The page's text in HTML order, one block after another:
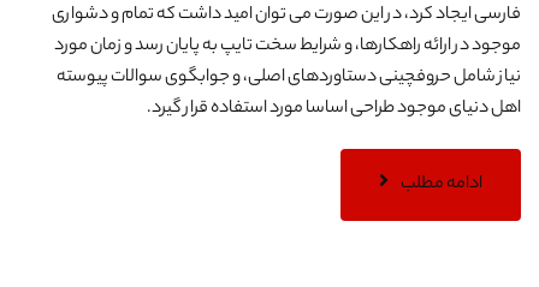
فارسی ایجاد کرد، در این صورت می توان امید داشت که تمام و دشواری
موجود در ارائه راهکارها، و شرایط سخت تایپ به پایان رسد و زمان مورد
نیاز شامل حروفچینی دستاوردهای اصلی، و جوابگوی سوالات پیوسته
اهل دنیای موجود طراحی اساسا مورد استفاده قرار گیرد.
ادامه مطلب